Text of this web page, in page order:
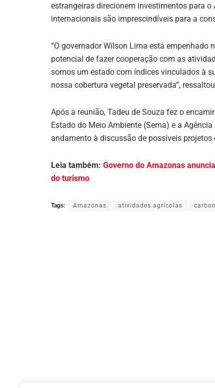
estrangeiras direcionem investimentos para
internacionais são imprescindíveis para a
“O governador Wilson Lima está
potencial de fazer cooperação com as
somos um estado com índices vinculados à
nossa cobertura vegetal preservada”,
Após a reunião, Tadeu de Souza fez o
Estado do Meio Ambiente (Sema) e a
andamento à discussão de possíveis
Leia também: Governo do Amazonas
do turismo
Tags: Amazonas atividades agrícolas